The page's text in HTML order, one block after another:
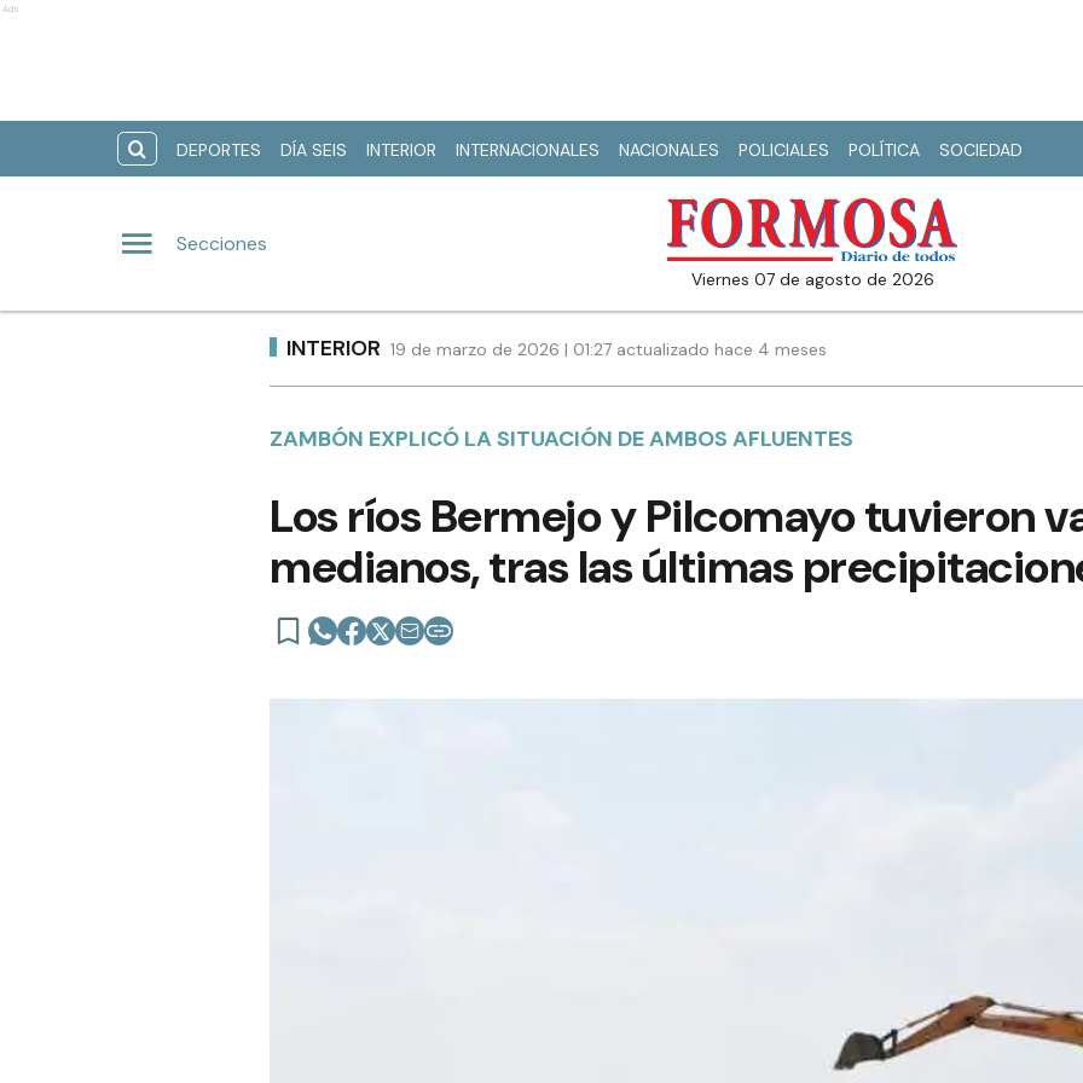
Ads
DEPORTES DÍA SEIS INTERIOR INTERNACIONALES NACIONALES POLICIALES POLÍTICA SOCIEDAD
Secciones
viernes 07 de agosto de 2026
INTERIOR 19 de marzo de 2026 | 01:27 actualizado hace 4 meses
ZAMBÓN EXPLICÓ LA SITUACIÓN DE AMBOS AFLUENTES
Los ríos Bermejo y Pilcomayo tuvieron
medianos, tras las últimas